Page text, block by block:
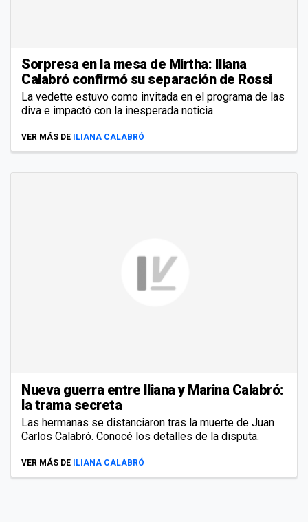
Sorpresa en la mesa de Mirtha: Iliana
Calabró confirmó su separación de Rossi
La vedette estuvo como invitada en el programa de las
diva e impactó con la inesperada noticia.
VER MÁS DE ILIANA CALABRÓ
Nueva guerra entre Iliana y Marina Calabró:
la trama secreta
Las hermanas se distanciaron tras la muerte de Juan
Carlos Calabró. Conocé los detalles de la disputa.
VER MÁS DE ILIANA CALABRÓ